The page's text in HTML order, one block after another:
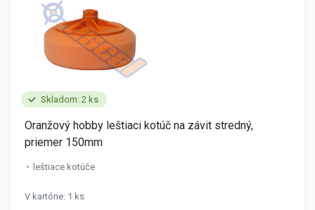
Skladom: 2 ks
Oranžový hobby leštiaci kotúč na závit stredný,
priemer 150mm
leštiace kotúče
V kartóne: 1 ks